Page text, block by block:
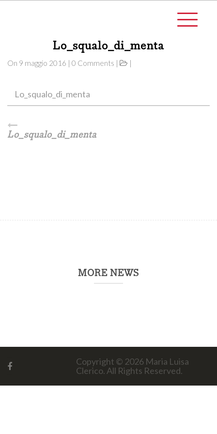
Lo_squalo_di_menta
On 9 maggio 2016 | 0 Comments | |
Lo_squalo_di_menta
Lo_squalo_di_menta
MORE NEWS
Copyright © 2026 Maria Luisa
Clerico. All Rights Reserved.